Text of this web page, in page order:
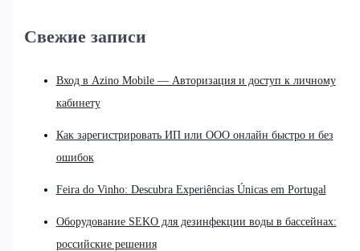
Свежие записи
Вход в Azino Mobile — Авторизация и доступ к личному
кабинету
Как зарегистрировать ИП или ООО онлайн быстро и без
ошибок
Feira do Vinho: Descubra Experiências Únicas em Portugal
Оборудование SEKO для дезинфекции воды в бассейнах:
российские решения